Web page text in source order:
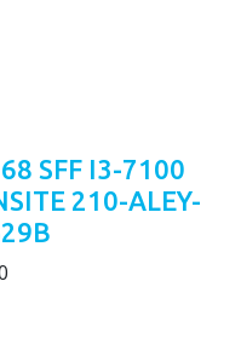
SFF I3-7100
210-ALEY-